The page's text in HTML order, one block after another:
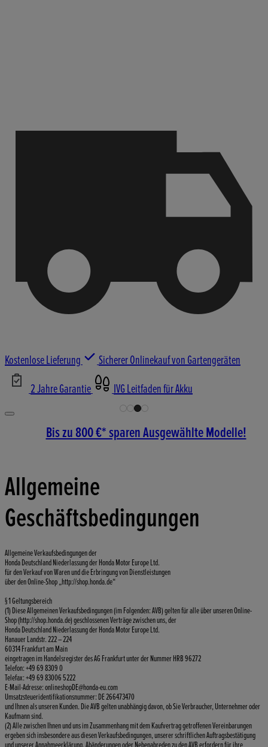
Kostenlose Lieferung
Sicherer Onlinekauf von Gartengeräten
2 Jahre Garantie
IVG Leitfaden für Akku
Bis zu 800 €* sparen Ausgewählte Modelle!
Allgemeine
Geschäftsbedingungen
Allgemeine Verkaufsbedingungen der
Honda Deutschland Niederlassung der Honda Motor Europe Ltd.
für den Verkauf von Waren und die Erbringung von Dienstleistungen
über den Online-Shop „http://shop.honda.de“
§ 1 Geltungsbereich
(1) Diese Allgemeinen Verkaufsbedingungen (im Folgenden: AVB) gelten für alle über unseren Online-
Shop (http://shop.honda.de) geschlossenen Verträge zwischen uns, der
Honda Deutschland Niederlassung der Honda Motor Europe Ltd.
Hanauer Landstr. 222 – 224
60314 Frankfurt am Main
eingetragen im Handelsregister des AG Frankfurt unter der Nummer HRB 96272
Telefon: +49 69 8309 0
Telefax: +49 69 83006 5222
E-Mail-Adresse: onlineshopDE@honda-eu.com
Umsatzsteueridentifikationsnummer: DE 266473470
und Ihnen als unseren Kunden. Die AVB gelten unabhängig davon, ob Sie Verbraucher, Unternehmer oder
Kaufmann sind.
(2) Alle zwischen Ihnen und uns im Zusammenhang mit dem Kaufvertrag getroffenen Vereinbarungen
ergeben sich insbesondere aus diesen Verkaufsbedingungen, unserer schriftlichen Auftragsbestätigung